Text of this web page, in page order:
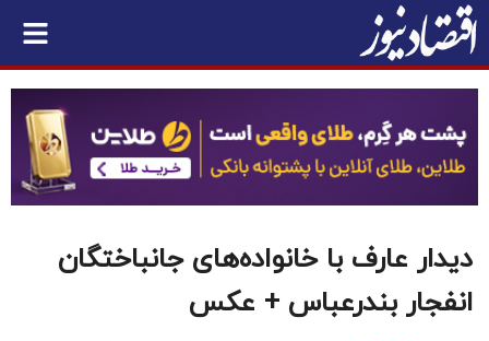
دیدار عارف با خانواده‌های جانباختگان
انفجار بندرعباس + عکس